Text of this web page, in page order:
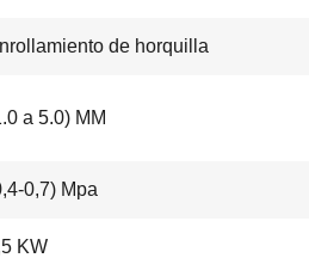
de horquilla
a 5.0) MM
0,7) Mpa
KW